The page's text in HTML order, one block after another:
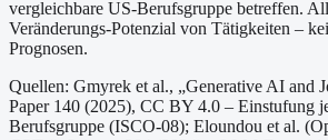
vergleichbare US-Berufsgruppe betreffen.
Veränderungs-Potenzial von Tätigkeiten –
Prognosen.
Quellen: Gmyrek et al., „Generative AI and
Paper 140 (2025), CC BY 4.0 – Einstufung
Berufsgruppe (ISCO-08); Eloundou et al.